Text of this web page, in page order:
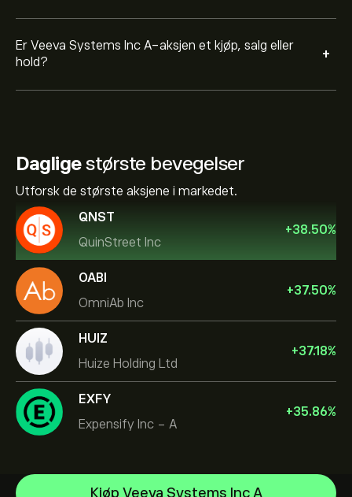
Er Veeva Systems Inc A-aksjen et kjøp, salg eller
hold?
+
Dagligestørste bevegelser
Utforsk de største aksjene i markedet.
QNST
QuinStreet Inc
+38.50%
OABI
OmniAb Inc
+37.50%
HUIZ
Huize Holding Ltd
+37.18%
EXFY
Expensify Inc - A
+35.86%
Kjøp Veeva Systems Inc A
Micron Technology, Inc.